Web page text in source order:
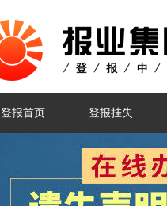
登报首页 登报挂失